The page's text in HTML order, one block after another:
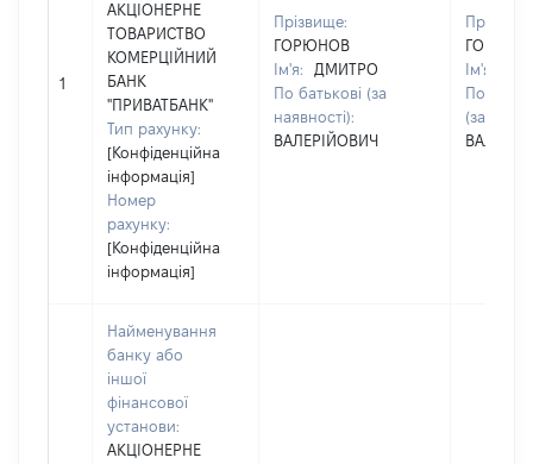
1
АКЦІОНЕРНЕ
ТОВАРИСТВО
КОМЕРЦІЙНИЙ
БАНК
"ПРИВАТБАНК"
Тип рахунку:
[Конфіденційна
інформація]
Номер
рахунку:
[Конфіденційна
інформація]
Прізвище:
ГОРЮНОВ
Ім'я:
ДМИТРО
По батькові (за
наявності):
ВАЛЕРІЙОВИЧ
Ім'я:
По
(за
Найменування
банку або
іншої
фінансової
установи:
АКЦІОНЕРНЕ